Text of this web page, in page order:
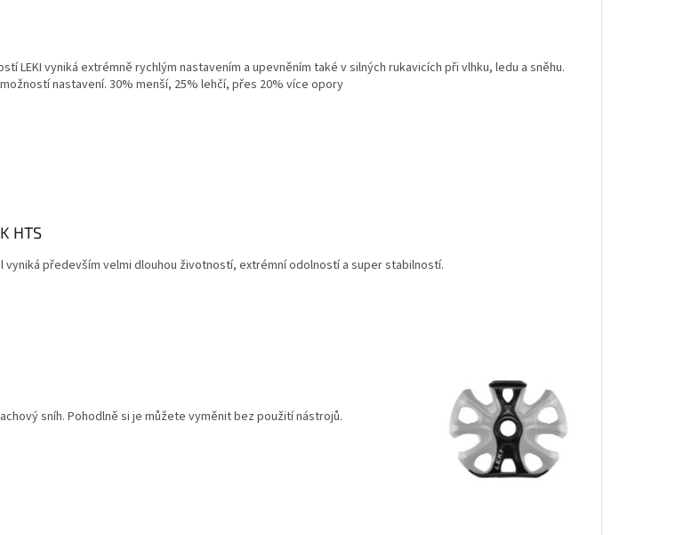
LEKI vyniká extrémně rychlým nastavením a upevněním také v silných rukavicích při vlhku, ledu a sněhu.
nastavení. 30% menší, 25% lehčí, přes 20% více opory
HTS
vyniká především velmi dlouhou životností, extrémní odolností a super stabilností.
sníh. Pohodlně si je můžete vyměnit bez použití nástrojů.